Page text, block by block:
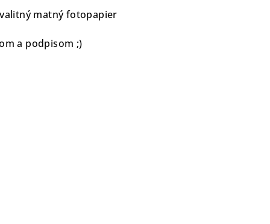
matný fotopapier
a podpisom ;)